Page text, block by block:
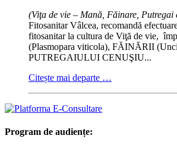
(Viţa de vie – Mană, Făinare, Putregai
Fitosanitar Vâlcea, recomandă
fitosanitar la cultura de Viţă de vie,
(Plasmopara viticola), FĂINĂRII
PUTREGAIULUI CENUŞIU...
Citește mai departe …
Program de audiențe: